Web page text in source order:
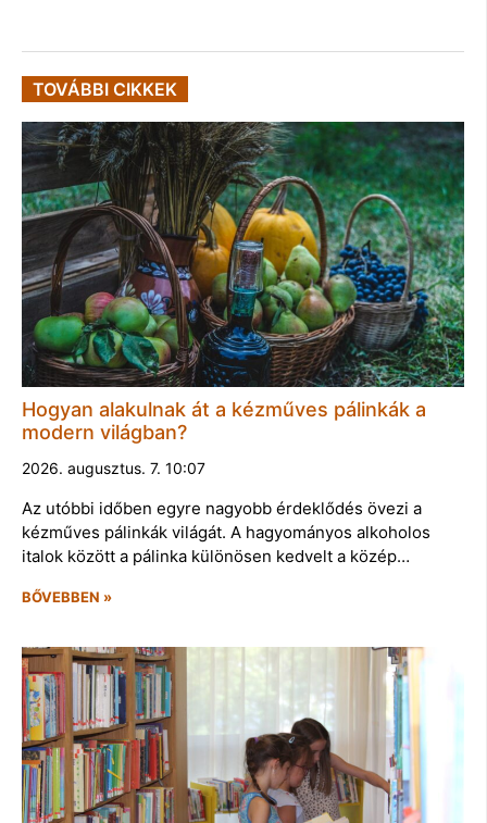
TOVÁBBI CIKKEK
Hogyan alakulnak át a kézműves pálinkák a
modern világban?
2026. augusztus. 7. 10:07
Az utóbbi időben egyre nagyobb érdeklődés övezi a
kézműves pálinkák világát. A hagyományos alkoholos
italok között a pálinka különösen kedvelt a közép…
BŐVEBBEN »